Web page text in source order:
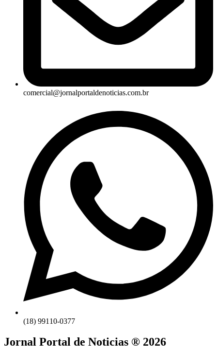
comercial@jornalportaldenoticias.com.br
(18) 99110-0377
Jornal Portal de Noticias ® 2026